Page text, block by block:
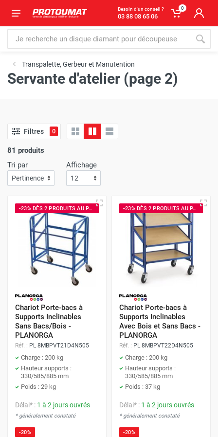
Besoin d'un conseil ?
03 88 08 65 06
0
Transpalette, Gerbeur et Manutention
Servante d'atelier (page 2)
Filtres 0
81 produits
Tri par
Affichage
-23% DÈS 2 PRODUITS AU PANIER
Chariot Porte-bacs à
Supports Inclinables
Sans Bacs/Bois -
PLANORGA
Réf. : PL 8MBPVT21D4N505
Charge : 200 kg
Hauteur supports :
330/585/885 mm
Poids : 29 kg
Délai* : 1 à 2 jours ouvrés
* généralement constaté
-20%
-23% DÈS 2 PRODUITS AU PANIER
Chariot Porte-bacs à
Supports Inclinables
Avec Bois et Sans Bacs -
PLANORGA
Réf. : PL 8MBPVT22D4N505
Charge : 200 kg
Hauteur supports :
330/585/885 mm
Poids : 37 kg
Délai* : 1 à 2 jours ouvrés
* généralement constaté
-20%